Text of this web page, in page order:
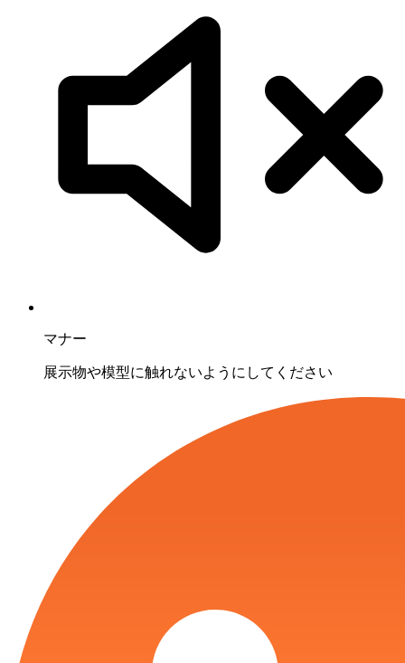
マナー
展示物や模型に触れないようにしてください